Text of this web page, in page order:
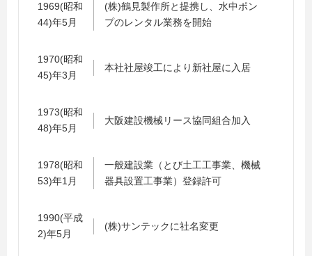
1969(昭和
44)年5月
(株)鶴見製作所と提携し、水中ポン
プのレンタル業務を開始
1970(昭和
45)年3月
本社社屋竣工により新社屋に入居
1973(昭和
48)年5月
大阪建設機械リース協同組合加入
1978(昭和
53)年1月
一般建設業（とび土工工事業、機械
器具設置工事業）登録許可
1990(平成
2)年5月
(株)サンテックに社名変更